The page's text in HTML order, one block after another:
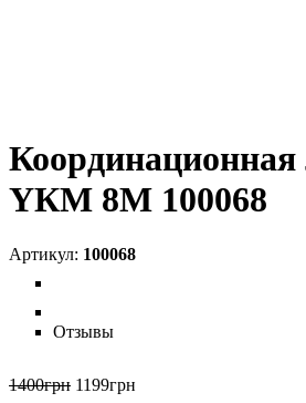
Координационная
YКМ 8M 100068
100068
Отзывы
1400грн 1199грн